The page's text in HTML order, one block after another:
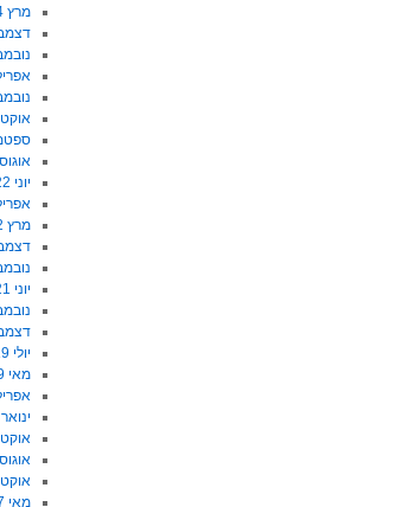
מרץ 2024
דצמבר
נובמבר
אפריל
נובמבר
אוגוסט
יוני 2022
אפריל
מרץ 2022
דצמבר
נובמבר
יוני 2021
נובמבר
דצמבר
יולי 2019
מאי 2019
אפריל
ינואר 2019
אוגוסט
מאי 2017